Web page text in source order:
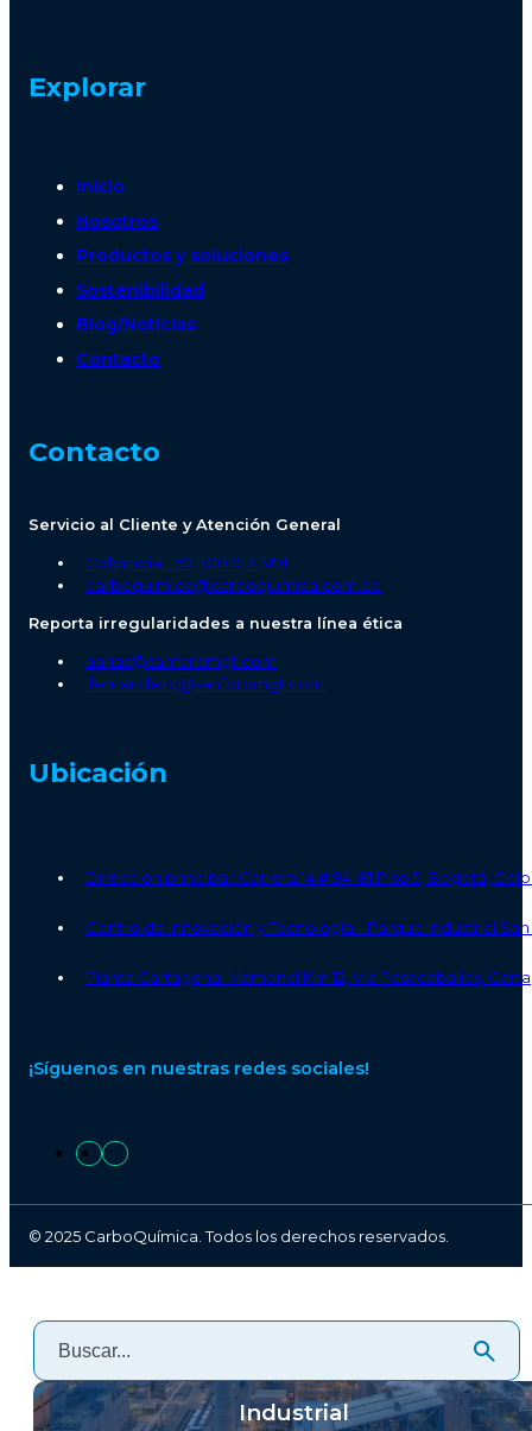
Explorar
Inicio
Nosotros
Productos y soluciones
Sostenibilidad
Blog/Noticias
Contacto
Contacto
Servicio al Cliente y Atención General
Colombia: +57 300 913 3191
carboquimica@carboquimica.com.co
Reporta irregularidades a nuestra línea ética
aarias@sanfordmgt.com
lfernandezc@sanfordmgt.com
Ubicación
Dirección principal: Carrera 14 # 94-81 Piso 5, Bogotá,
Centro de Innovación y Tecnología - Parque Industrial
Planta Cartagena: Mamonal Km 12, Vía Pasacaballos,
¡Síguenos en nuestras redes sociales!
© 2025 CarboQuímica. Todos los derechos reservados.
Industrial